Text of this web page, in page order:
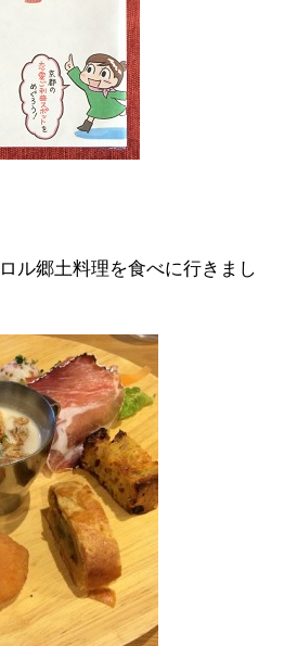
ル郷土料理を食べに行きまし